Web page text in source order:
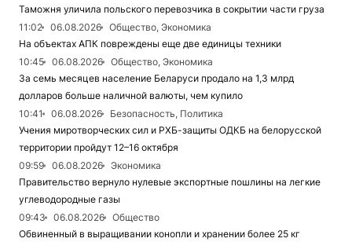
Таможня уличила польского перевозчика в сокрытии части груза
11:02
06.08.2026
Общество, Экономика
На объектах АПК повреждены еще две единицы техники
10:45
06.08.2026
Общество, Экономика
За семь месяцев население Беларуси продало на 1,3 млрд
долларов больше наличной валюты, чем купило
10:41
06.08.2026
Безопасность, Политика
Учения миротворческих сил и РХБ-защиты ОДКБ на белорусской
территории пройдут 12–16 октября
09:59
06.08.2026
Экономика
Правительство вернуло нулевые экспортные пошлины на легкие
углеводородные газы
09:43
06.08.2026
Общество
Обвиненный в выращивании конопли и хранении более 25 кг